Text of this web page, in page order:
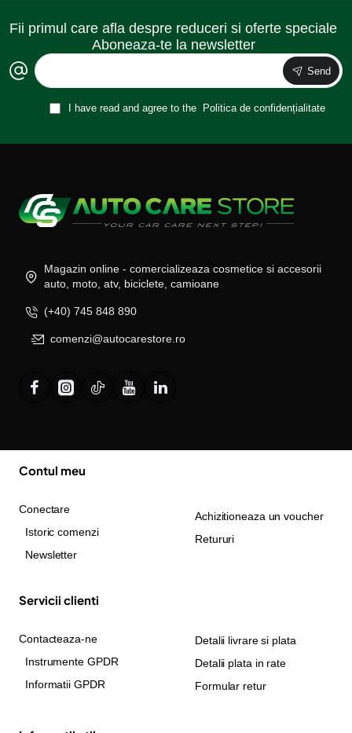
Fii primul care afla despre reduceri si oferte speciale
Aboneaza-te la newsletter
Send
I have read and agree to the Politica de confidențialitate
Magazin online - comercializeaza cosmetice si accesorii
auto, moto, atv, biciclete, camioane
(+40) 745 848 890
comenzi@autocarestore.ro
Contul meu
Conectare
Istoric comenzi
Newsletter
Achizitioneaza un voucher
Retururi
Servicii clienti
Contacteaza-ne
Instrumente GPDR
Informatii GPDR
Detalii livrare si plata
Detalii plata in rate
Formular retur